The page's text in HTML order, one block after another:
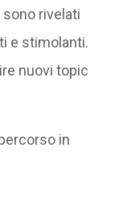
rivelati
e stimolanti.
nuovi topic
in